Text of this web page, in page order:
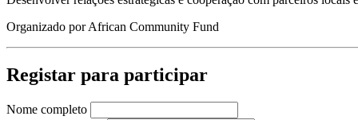
Organizado porAfrican Community Fund
Registar para participar
Nome completo